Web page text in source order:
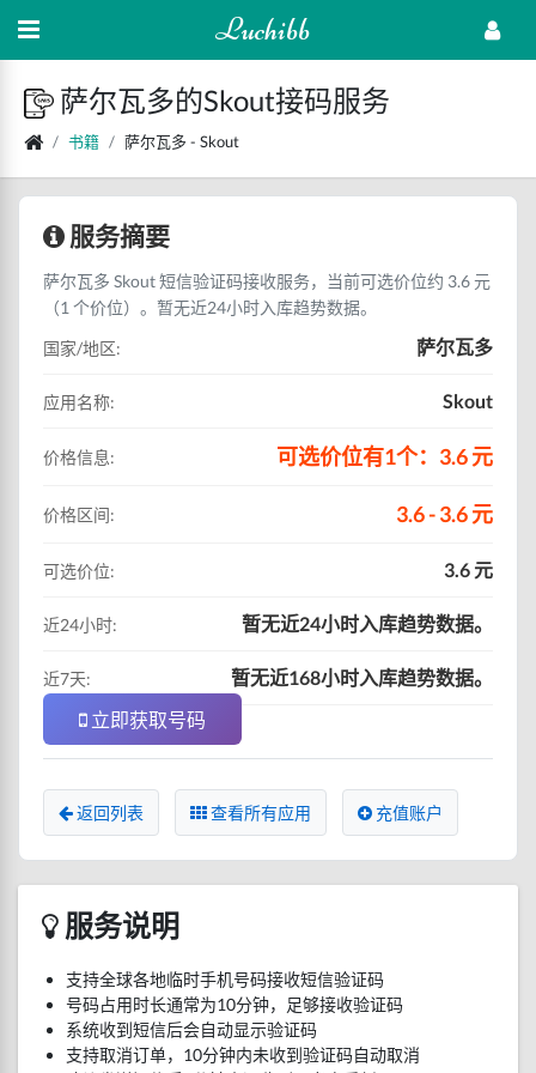
Luchibb
萨尔瓦多的Skout接码服务
书籍 萨尔瓦多 - Skout
服务摘要
萨尔瓦多 Skout 短信验证码接收服务，当前可选价位约 3.6 元
（1 个价位）。暂无近24小时入库趋势数据。
国家/地区:
萨尔瓦多
应用名称: Skout
价格信息: 可选价位有1个：3.6 元
价格区间: 3.6 - 3.6 元
可选价位: 3.6 元
近24小时: 暂无近24小时入库趋势数据。
近7天:
暂无近168小时入库趋势数据。
立即获取号码
返回列表 查看所有应用 充值账户
服务说明
支持全球各地临时手机号码接收短信验证码
号码占用时长通常为10分钟，足够接收验证码
系统收到短信后会自动显示验证码
支持取消订单，10分钟内未收到验证码自动取消